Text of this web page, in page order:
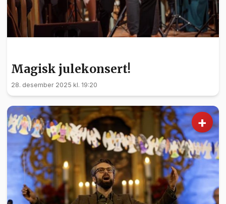
Magisk julekonsert!
28. desember 2025 kl. 19:20
+